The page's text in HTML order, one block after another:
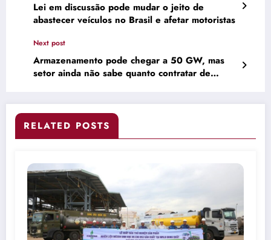
Lei em discussão pode mudar o jeito de
abastecer veículos no Brasil e afetar motoristas
Next post
Armazenamento pode chegar a 50 GW, mas
setor ainda não sabe quanto contratar de
RELATED POSTS